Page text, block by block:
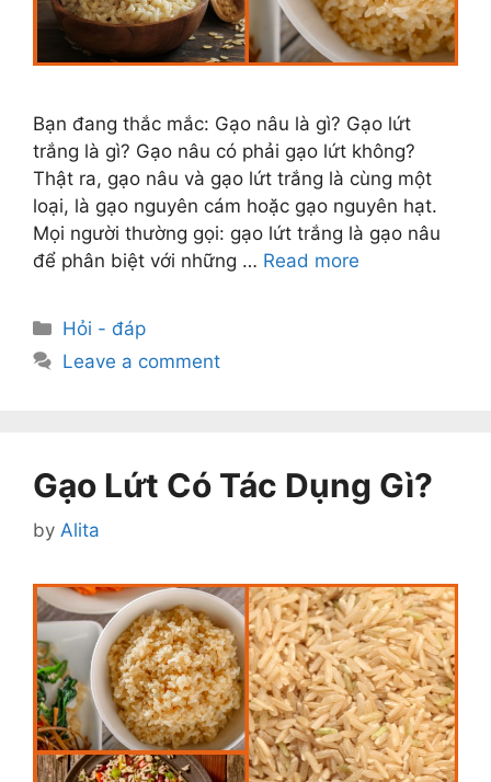
Bạn đang thắc mắc: Gạo nâu là gì? Gạo lứt
trắng là gì? Gạo nâu có phải gạo lứt không?
Thật ra, gạo nâu và gạo lứt trắng là cùng một
loại, là gạo nguyên cám hoặc gạo nguyên hạt.
Mọi người thường gọi: gạo lứt trắng là gạo nâu
để phân biệt với những … Read more
Categories
Hỏi - đáp
Leave a comment
Gạo Lứt Có Tác Dụng Gì?
by Alita